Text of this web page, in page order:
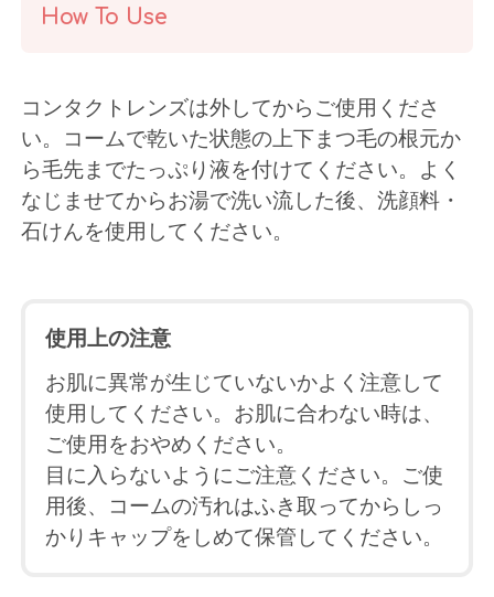
How To Use
コンタクトレンズは外してからご使用くださ
い。コームで乾いた状態の上下まつ毛の根元か
ら毛先までたっぷり液を付けてください。よく
なじませてからお湯で洗い流した後、洗顔料・
石けんを使用してください。
使用上の注意
お肌に異常が生じていないかよく注意して
使用してください。お肌に合わない時は、
ご使用をおやめください。
目に入らないようにご注意ください。ご使
用後、コームの汚れはふき取ってからしっ
かりキャップをしめて保管してください。